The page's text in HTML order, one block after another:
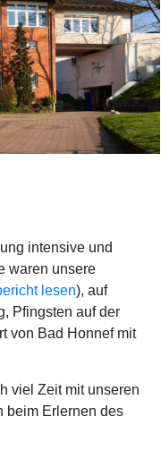
intensive und
waren unsere
lesen), auf
Pfingsten auf der
von Bad Honnef mit
viel Zeit mit unseren
beim Erlernen des